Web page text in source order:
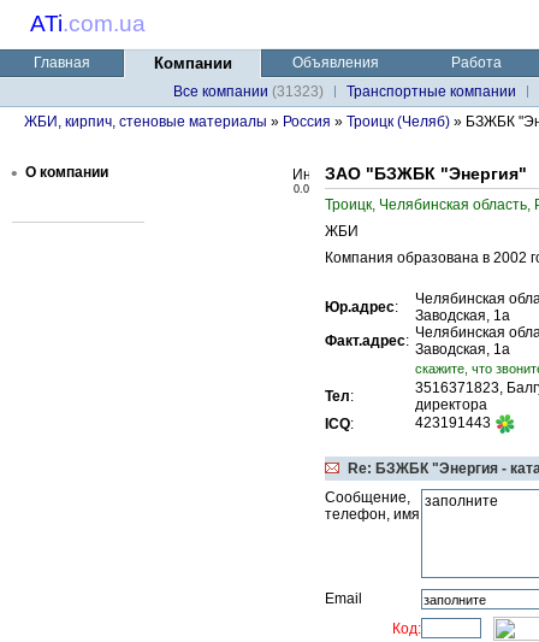
ATi.com.ua
Главная Компании Объявления
Работа
Все компании (31323)
Транспортные компании
ЖБИ, кирпич, стеновые материалы » Россия » Троицк (Челяб) » БЗЖБК
• О компании
0.0
ЗАО "БЗЖБК "Энергия"
Троицк, Челябинская область,
ЖБИ
Компания образована в 2002
Юр.адрес:
Челябинская
Заводская, 1а
Факт.адрес: Челябинская
Заводская, 1а
cкажите, что
Тел:
3516371823,
директора
ICQ: 423191443
Re: БЗЖБК "Энергия -
Сообщение,
телефон, имя
Email
Код: